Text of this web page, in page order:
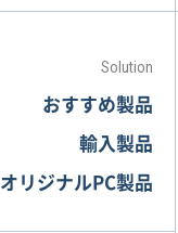
Solution
おすすめ製品
輸入製品
オリジナルPC製品